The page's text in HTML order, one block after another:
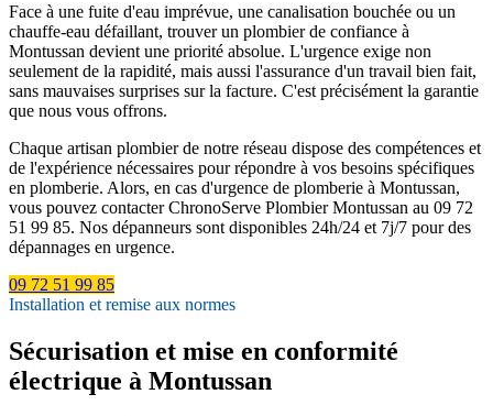
Face à une fuite d'eau imprévue, une canalisation bouchée ou un
chauffe-eau défaillant, trouver un plombier de confiance à
Montussan devient une priorité absolue. L'urgence exige non
seulement de la rapidité, mais aussi l'assurance d'un travail bien fait,
sans mauvaises surprises sur la facture. C'est précisément la garantie
que nous vous offrons.
Chaque artisan plombier de notre réseau dispose des compétences et
de l'expérience nécessaires pour répondre à vos besoins spécifiques
en plomberie. Alors, en cas d'urgence de plomberie à Montussan,
vous pouvez contacter ChronoServe Plombier Montussan au 09 72
51 99 85. Nos dépanneurs sont disponibles 24h/24 et 7j/7 pour des
dépannages en urgence.
09 72 51 99 85
Installation et remise aux normes
Sécurisation et mise en conformité
électrique à Montussan